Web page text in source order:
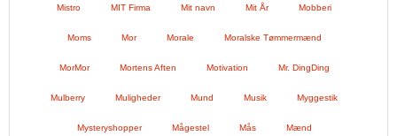
Mistro MIT Firma Mit navn Mit År Mobberi
Moms Mor Morale Moralske Tømmermænd
MorMor Mortens Aften Motivation Mr. DingDing
Mulberry Muligheder Mund Musik Myggestik
Mysteryshopper Mågestel Mås Mænd